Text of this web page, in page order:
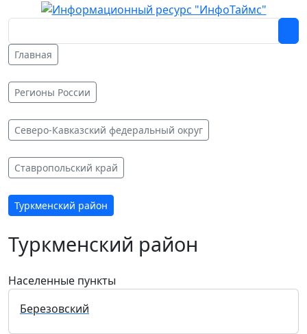
Главная
Регионы России
Северо-Кавказский федеральный округ
Ставропольский край
Туркменский район
Туркменский район
Населенные пункты
Березовский